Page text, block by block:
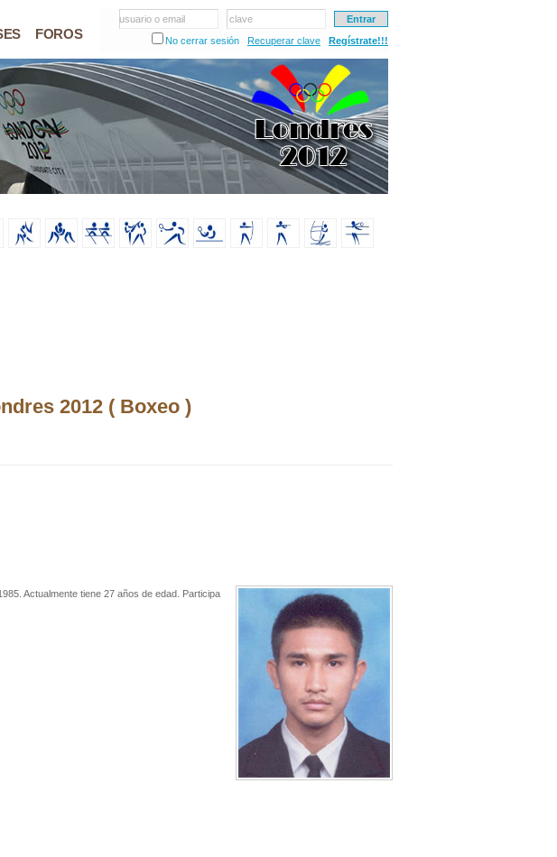
FOROS
usuario o email
clave
No cerrar sesión
Recuperar clave Regístrate!!!
2012 ( Boxeo )
Actualmente tiene 27 años de edad. Participa